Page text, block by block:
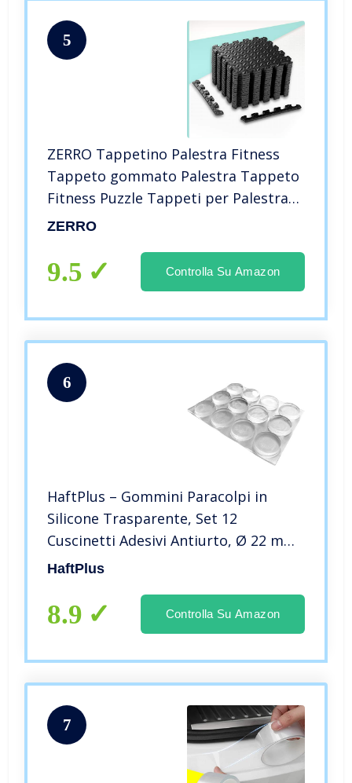
5
ZERRO Tappetino Palestra Fitness
Tappeto gommato Palestra Tappeto
Fitness Puzzle Tappeti per Palestra
Pavimento Palestra Gomma Tappeto
ZERRO
9.5 Controlla Su Amazon
6
HaftPlus – Gommini Paracolpi in
Silicone Trasparente, Set 12
Cuscinetti Adesivi Antiurto, Ø 22 mm
– H 4 mm, Piedini Multiuso in Gomma
HaftPlus
8.9 Controlla Su Amazon
7